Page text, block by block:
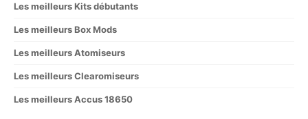
Les meilleurs Kits débutants
Les meilleurs Box Mods
Les meilleurs Atomiseurs
Les meilleurs Clearomiseurs
Les meilleurs Accus 18650